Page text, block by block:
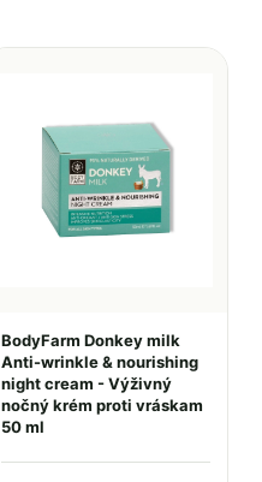
BodyFarm Donkey milk
Anti-wrinkle & nourishing
night cream - Výživný
nočný krém proti vráskam
50 ml